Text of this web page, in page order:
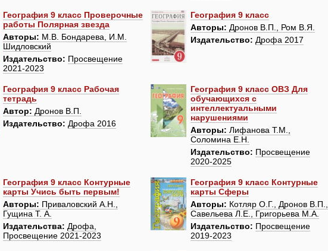
География 9 класс Проверочные
работы Полярная звезда
Авторы: М.В. Бондарева, И.М.
Шидловский
Издательство: Просвещение
2021-2023
География 9 класс
Авторы: Дронов В.П., Ром В.Я.
Издательство: Дрофа 2017
География 9 класс Рабочая
тетрадь
Автор: Дронов В.П.
Издательство: Дрофа 2016
География 9 класс ОВЗ Для
обучающихся с
интеллектуальными
нарушениями
Авторы: Лифанова Т.М.,
Соломина Е.Н.
Издательство: Просвещение
2020-2025
География 9 класс Контурные
карты Учись быть первым!
Авторы: Приваловский А.Н.,
Гущина Т. А.
Издательства: Дрофа,
Просвещение 2021-2023
География 9 класс Контурные
карты Сферы
Авторы: Котляр О.Г., Дронов В.П.,
Савельева Л.Е., Григорьева М.А.
Издательство: Просвещение
2019-2023